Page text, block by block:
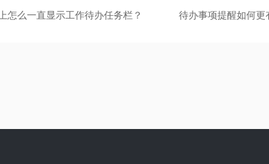
怎么一直显示工作待办任务栏？